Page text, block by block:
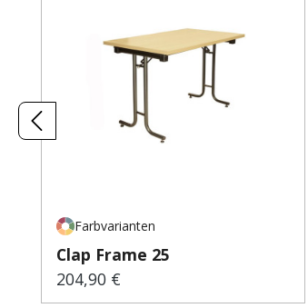
Farbvarianten
Clap Frame 25
Regulärer Preis:
204,90 €